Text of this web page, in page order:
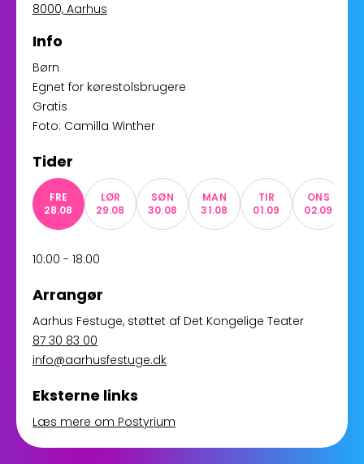
8000, Aarhus
Info
Børn
Egnet for kørestolsbrugere
Gratis
Foto: Camilla Winther
Tider
FRE
28.08
LØR
29.08
SØN
30.08
MAN
31.08
TIR
01.09
ONS
02.09
10:00 - 18:00
Arrangør
Aarhus Festuge, støttet af Det Kongelige Teater
87 30 83 00
info@aarhusfestuge.dk
Eksterne links
Læs mere om Postyrium